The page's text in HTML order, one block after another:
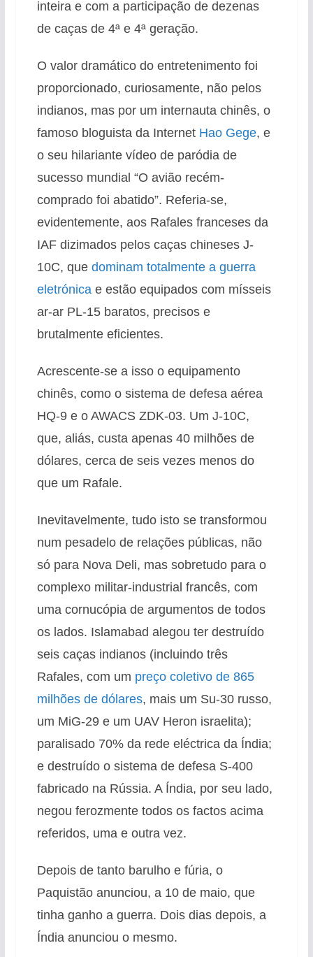
inteira e com a participação de dezenas
de caças de 4ª e 4ª geração.
O valor dramático do entretenimento foi
proporcionado, curiosamente, não pelos
indianos, mas por um internauta chinês, o
famoso bloguista da Internet Hao Gege, e
o seu hilariante vídeo de paródia de
sucesso mundial “O avião recém-
comprado foi abatido”. Referia-se,
evidentemente, aos Rafales franceses da
IAF dizimados pelos caças chineses J-
10C, que dominam totalmente a guerra
eletrónica e estão equipados com mísseis
ar-ar PL-15 baratos, precisos e
brutalmente eficientes.
Acrescente-se a isso o equipamento
chinês, como o sistema de defesa aérea
HQ-9 e o AWACS ZDK-03. Um J-10C,
que, aliás, custa apenas 40 milhões de
dólares, cerca de seis vezes menos do
que um Rafale.
Inevitavelmente, tudo isto se transformou
num pesadelo de relações públicas, não
só para Nova Deli, mas sobretudo para o
complexo militar-industrial francês, com
uma cornucópia de argumentos de todos
os lados. Islamabad alegou ter destruído
seis caças indianos (incluindo três
Rafales, com um preço coletivo de 865
milhões de dólares, mais um Su-30 russo,
um MiG-29 e um UAV Heron israelita);
paralisado 70% da rede eléctrica da Índia;
e destruído o sistema de defesa S-400
fabricado na Rússia. A Índia, por seu lado,
negou ferozmente todos os factos acima
referidos, uma e outra vez.
Depois de tanto barulho e fúria, o
Paquistão anunciou, a 10 de maio, que
tinha ganho a guerra. Dois dias depois, a
Índia anunciou o mesmo.